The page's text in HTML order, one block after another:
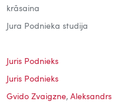
krāsaina
Jura Podnieka studija
Juris Podnieks
Juris Podnieks
Gvido Zvaigzne, Aleksandrs